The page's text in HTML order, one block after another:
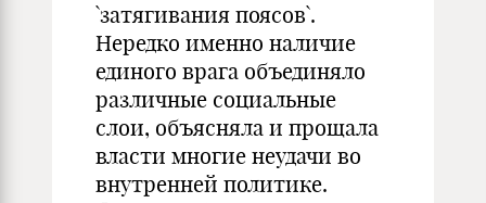
`затягивания поясов`.
Нередко именно наличие
единого врага объединяло
различные социальные
слои, объясняла и прощала
власти многие неудачи во
внутренней политике.